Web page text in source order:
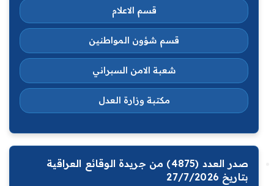
قسم الاعلام
قسم شؤون المواطنين
شعبة الامن السبراني
مكتبة وزارة العدل
صدر العدد (4875) من جريدة الوقائع العراقية
بتاريخ 27/7/2026